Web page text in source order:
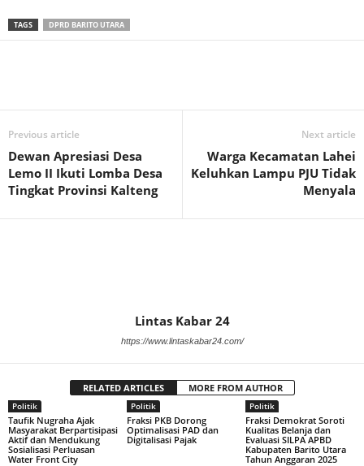
TAGS DPRD BARITO UTARA
Previous article
Dewan Apresiasi Desa
Lemo II Ikuti Lomba Desa
Tingkat Provinsi Kalteng
Next article
Warga Kecamatan Lahei
Keluhkan Lampu PJU Tidak
Menyala
Lintas Kabar 24
https://www.lintaskabar24.com/
RELATED ARTICLES MORE FROM AUTHOR
Politik
Taufik Nugraha Ajak
Masyarakat Berpartisipasi
Aktif dan Mendukung
Sosialisasi Perluasan
Water Front City
Politik
Fraksi PKB Dorong
Optimalisasi PAD dan
Digitalisasi Pajak
Politik
Fraksi Demokrat Soroti
Kualitas Belanja dan
Evaluasi SILPA APBD
Kabupaten Barito Utara
Tahun Anggaran 2025